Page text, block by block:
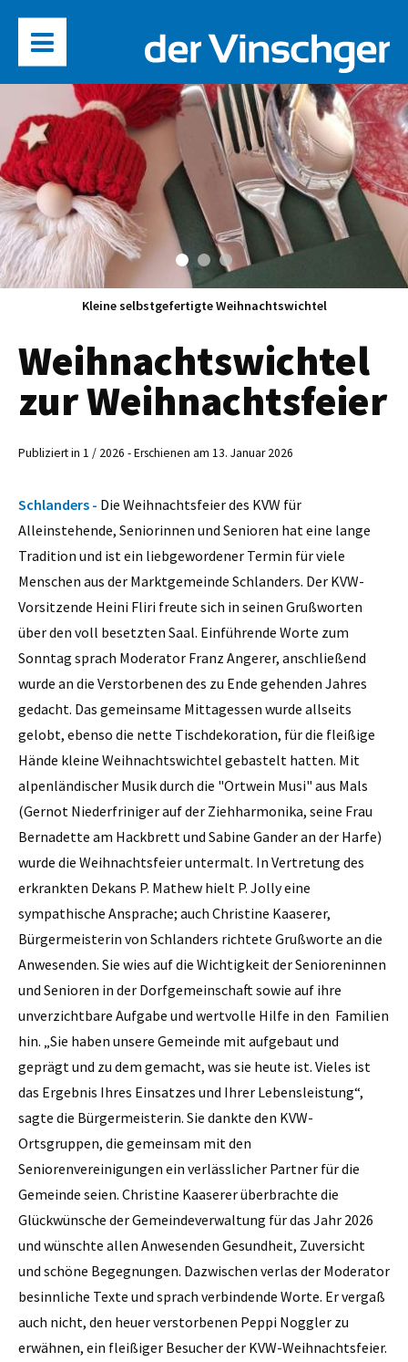
Kleine selbstgefertigte Weihnachtswichtel
Weihnachtswichtel
zur Weihnachtsfeier
Publiziert in 1 / 2026 - Erschienen am 13. Januar 2026
Schlanders - Die Weihnachtsfeier des KVW für
Alleinstehende, Seniorinnen und Senioren hat eine lange
Tradition und ist ein liebgewordener Termin für viele
Menschen aus der Marktgemeinde Schlanders. Der KVW-
Vorsitzende Heini Fliri freute sich in seinen Grußworten
über den voll besetzten Saal. Einführende Worte zum
Sonntag sprach Moderator Franz Angerer, anschließend
wurde an die Verstorbenen des zu Ende gehenden Jahres
gedacht. Das gemeinsame Mittagessen wurde allseits
gelobt, ebenso die nette Tischdekoration, für die fleißige
Hände kleine Weihnachtswichtel gebastelt hatten. Mit
alpenländischer Musik durch die "Ortwein Musi" aus Mals
(Gernot Niederfriniger auf der Ziehharmonika, seine Frau
Bernadette am Hackbrett und Sabine Gander an der Harfe)
wurde die Weihnachtsfeier untermalt. In Vertretung des
erkrankten Dekans P. Mathew hielt P. Jolly eine
sympathische Ansprache; auch Christine Kaaserer,
Bürgermeisterin von Schlanders richtete Grußworte an die
Anwesenden. Sie wies auf die Wichtigkeit der Senioreninnen
und Senioren in der Dorfgemeinschaft sowie auf ihre
unverzichtbare Aufgabe und wertvolle Hilfe in den Familien
hin. „Sie haben unsere Gemeinde mit aufgebaut und
geprägt und zu dem gemacht, was sie heute ist. Vieles ist
das Ergebnis Ihres Einsatzes und Ihrer Lebensleistung“,
sagte die Bürgermeisterin. Sie dankte den KVW-
Ortsgruppen, die gemeinsam mit den
Seniorenvereinigungen ein verlässlicher Partner für die
Gemeinde seien. Christine Kaaserer überbrachte die
Glückwünsche der Gemeindeverwaltung für das Jahr 2026
und wünschte allen Anwesenden Gesundheit, Zuversicht
und schöne Begegnungen. Dazwischen verlas der Moderator
besinnliche Texte und sprach verbindende Worte. Er vergaß
auch nicht, den heuer verstorbenen Peppi Noggler zu
erwähnen, ein fleißiger Besucher der KVW-Weihnachtsfeier.